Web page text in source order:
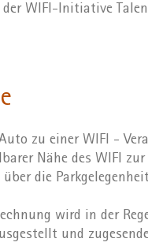
WIFI-Initiative
zu einer WIFI -
Nähe des WIFI
die
wird in der
und